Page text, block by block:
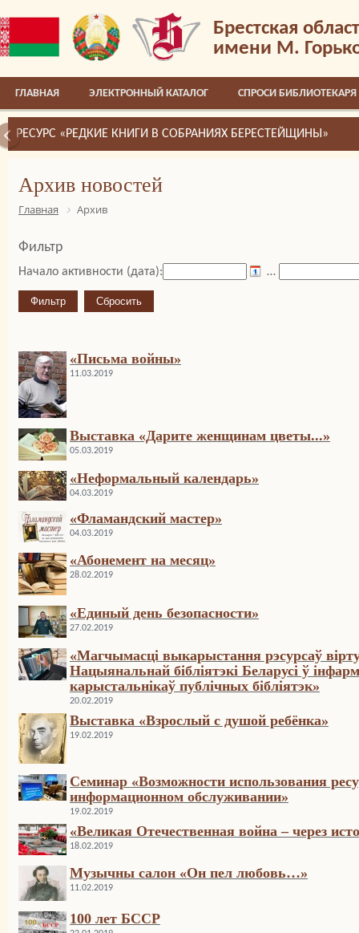
Брестская
имени М.
ГЛАВНАЯ ЭЛЕКТРОННЫЙ КАТАЛОГ СПРОСИ БИБЛИОТЕКАРЯ
РЕСУРС «РЕДКИЕ КНИГИ В СОБРАНИЯХ БЕРЕСТЕЙЩИНЫ»
Архив новостей
Главная Архив
Фильтр
Начало активности (дата): …
«Письма войны»
11.03.2019
Выставка «Дарите женщинам цветы...»
05.03.2019
«Неформальный календарь»
04.03.2019
«Фламандский мастер»
04.03.2019
«Абонемент на месяц»
28.02.2019
«Единый день безопасности»
27.02.2019
«Магчымасці выкарыстання рэсурсаў
Нацыянальнай бібліятэкі Беларусі ў
карыстальнікаў публічных бібліятэк»
20.02.2019
Выставка «Взрослый с душой ребёнка»
19.02.2019
Семинар «Возможности использования
информационном обслуживании»
19.02.2019
«Великая Отечественная война – через
18.02.2019
Музычны салон «Он пел любовь…»
11.02.2019
100 лет БССР